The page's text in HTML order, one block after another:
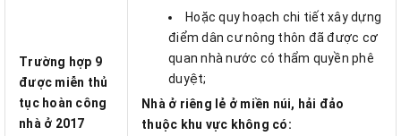
Trường hợp 9
được miễn thủ
tục hoàn công
nhà ở 2017
Hoặc quy hoạch chi tiết xây dựng
điểm dân cư nông thôn đã được cơ
quan nhà nước có thẩm quyền phê
duyệt;
Nhà ở riêng lẻ ở miền núi, hải đảo
thuộc khu vực không có: